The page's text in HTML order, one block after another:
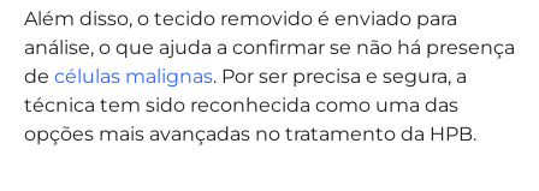
Além disso, o tecido removido é enviado para
análise, o que ajuda a confirmar se não há presença
de células malignas. Por ser precisa e segura, a
técnica tem sido reconhecida como uma das
opções mais avançadas no tratamento da HPB.